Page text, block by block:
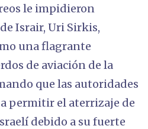
le impidieron
Israir, Uri Sirkis,
una flagrante
de aviación de la
que las autoridades
permitir el aterrizaje de
debido a su fuerte